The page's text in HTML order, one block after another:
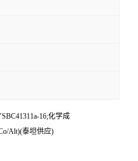
16;化学成
Alt)(泰坦供应)